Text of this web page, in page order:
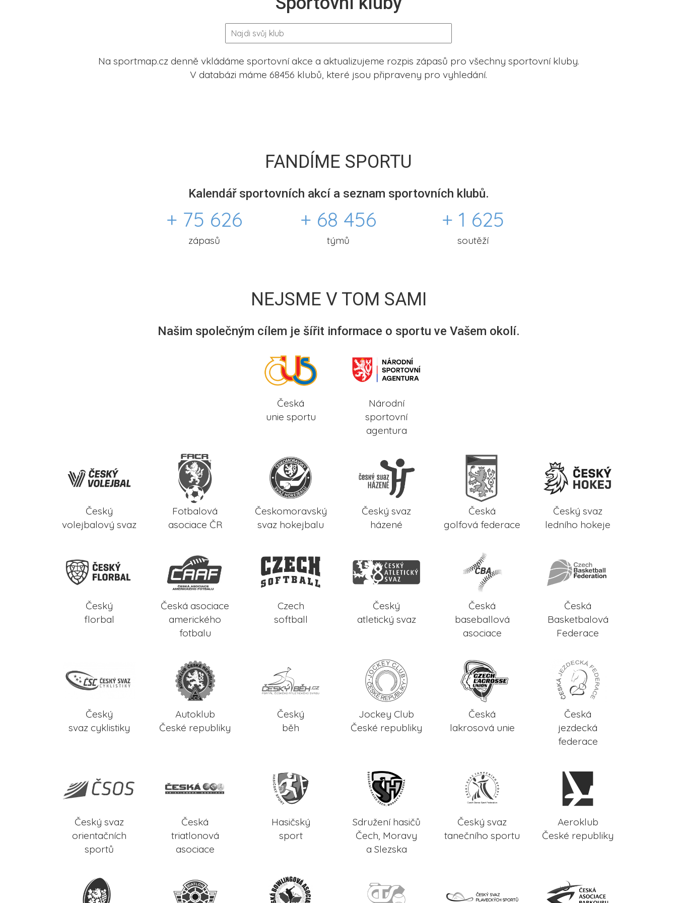
Na sportmap.cz denně vkládáme sportovní akce a aktualizujeme rozpis zápasů pro všechny sportovní kluby.
V databázi máme 68456 klubů, které jsou připraveny pro vyhledání.
FANDÍME SPORTU
Kalendář sportovních akcí a seznam sportovních klubů.
+ 75 626
zápasů
+ 68 456
týmů
+ 1 625
soutěží
NEJSME V TOM SAMI
Našim společným cílem je šířit informace o sportu ve Vašem okolí.
Česká
unie sportu
Národní
sportovní
agentura
Český
volejbalový svaz
Fotbalová
asociace ČR
Českomoravský
svaz hokejbalu
Český svaz
házené
Česká
golfová federace
Český svaz
ledního hokeje
Český
florbal
Česká asociace
amerického
fotbalu
Czech
softball
Český
atletický svaz
Česká
baseballová
asociace
Česká
Basketbalová
Federace
Český
svaz cyklistiky
Autoklub
České republiky
Český
běh
Jockey Club
České republiky
Česká
lakrosová unie
Česká
jezdecká
federace
Český svaz
orientačních
sportů
Česká
triatlonová
asociace
Hasičský
sport
Sdružení hasičů
Čech, Moravy
a Slezska
Český svaz
tanečního sportu
Aeroklub
České republiky